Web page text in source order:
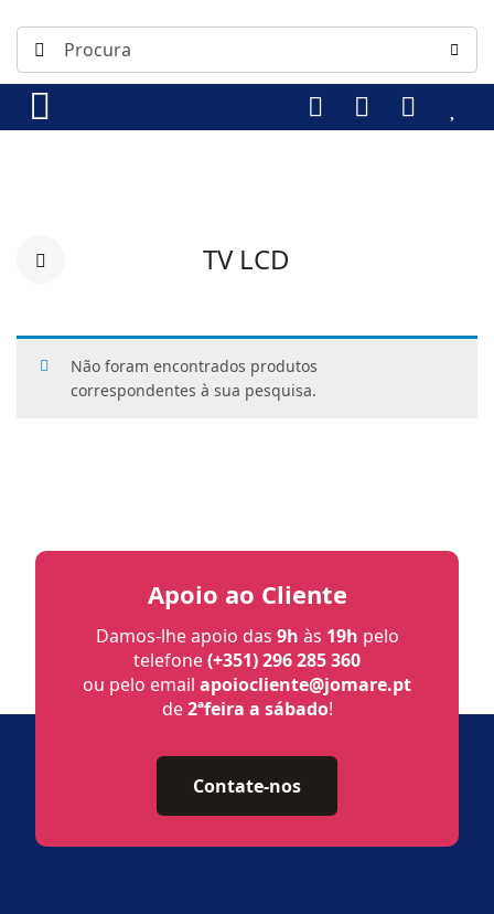
TV LCD
Não foram encontrados produtos
correspondentes à sua pesquisa.
Apoio ao Cliente
Damos-lhe apoio das 9h às 19h pelo
telefone(+351) 296 285 360
ou pelo email apoiocliente@jomare.pt
de2ªfeira a sábado!
Contate-nos